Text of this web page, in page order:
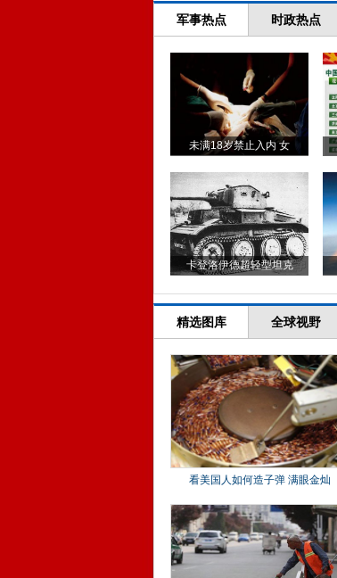
军事热点 时政热点
未满18岁禁止入内 女
卡登洛伊德超轻型坦克
精选图库 全球视野
看美国人如何造子弹 满眼金灿